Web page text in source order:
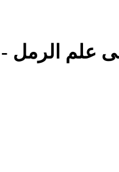
علم الرمل